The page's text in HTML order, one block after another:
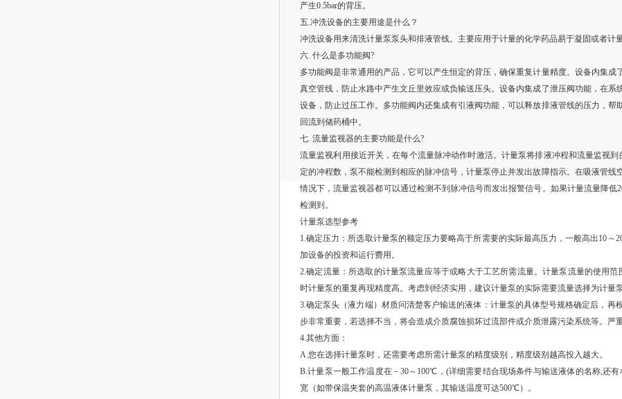
产生0.5bar的背压。
五.冲洗设备的主要用途是什么？
冲洗设备用来清洗计量泵泵头和排液管线。主要应用于计量的化学药品易于凝固或者计
六. 什么是多功能阀?
多功能阀是非常通用的产品，它可以产生恒定的背压，确保重复计量精度。设备内集成
真空管线，防止水路中产生文丘里效应或负输送压头。设备内集成了泄压阀功能，在系
设备，防止过压工作。多功能阀内还集成有引液阀功能，可以释放排液管线的压力，帮
回流到储药桶中。
七. 流量监视器的主要功能是什么?
流量监视利用接近开关，在每个流量脉冲动作时激活。计量泵将排液冲程和流量监视
定的冲程数，泵不能检测到相应的脉冲信号，计量泵停止并发出故障指示。在吸液管线
情况下，流量监视器都可以通过检测不到脉冲信号而发出报警信号。如果计量流量降低
检测到。
计量泵选型参考
1.确定压力：所选取计量泵的额定压力要略高于所需要的实际最高压力，一般高出10～
加设备的投资和运行费用。
2.确定流量：所选取的计量泵流量应等于或略大于工艺所需流量。计量泵流量的使用
时计量泵的重复再现精度高。考虑到经济实用，建议计量泵的实际需要流量选择为计量
3.确定泵头（液力端）材质问清楚客户输送的液体：计量泵的具体型号规格确定后，再
步非常重要，若选择不当，将会造成介质腐蚀损坏过流部件或介质泄露污染系统等。严
4.其他方面：
A.您在选择计量泵时，还需要考虑所需计量泵的精度级别，精度级别越高投入越大。
B.计量泵一般工作温度在－30～100℃，(详细需要结合现场条件与输送液体的名称,还
宽（如带保温夹套的高温液体计量泵，其输送温度可达500℃）。